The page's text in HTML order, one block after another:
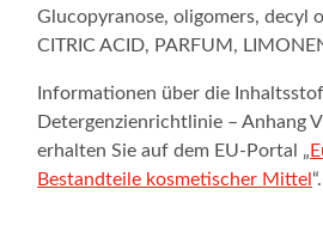
Glucopyranose, oligomers, decyl
CITRIC ACID, PARFUM,
Informationen über die
Detergenzienrichtlinie – Anhang
erhalten Sie auf dem EU-Portal „
Bestandteile kosmetischer Mittel “.